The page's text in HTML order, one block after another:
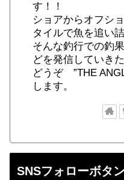
す！！
ショアからオフシ
タイルで魚を追い
そんな釣行での釣
どを発信していき
どうぞ ”THE
します。
SNSフォローボタン